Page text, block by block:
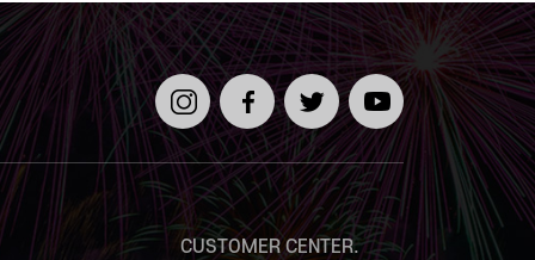
인스타
그램
페이스
북
트위터 유튜브
CUSTOMER CENTER.